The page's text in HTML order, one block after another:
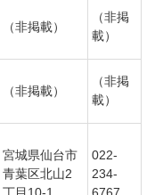
（非掲載）
（非掲
載）
（非掲載）
（非掲
載）
宮城県仙台市
青葉区北山2
022-
234-